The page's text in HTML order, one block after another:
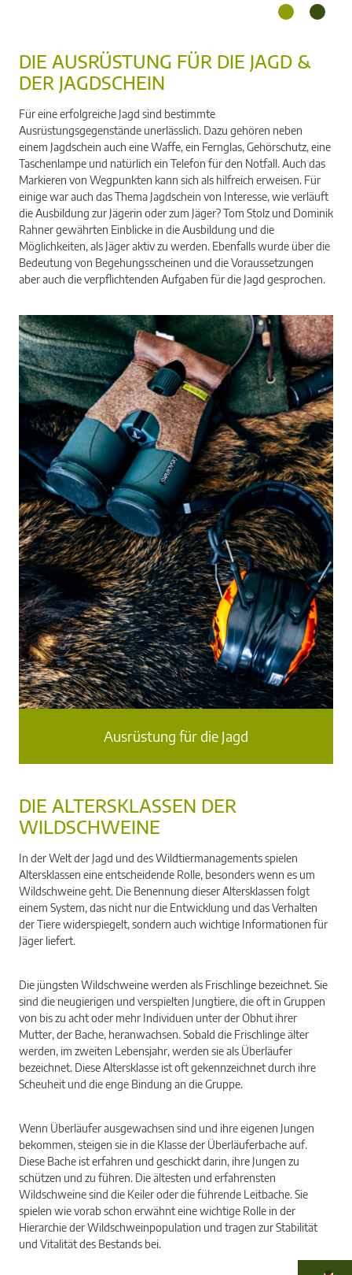
Eine Rotte Wildschweine
DIE AUSRÜSTUNG FÜR DIE JAGD &
DER JAGDSCHEIN
Für eine erfolgreiche Jagd sind bestimmte
Ausrüstungsgegenstände unerlässlich. Dazu gehören neben
einem Jagdschein auch eine Waffe, ein Fernglas, Gehörschutz, eine
Taschenlampe und natürlich ein Telefon für den Notfall. Auch das
Markieren von Wegpunkten kann sich als hilfreich erweisen. Für
einige war auch das Thema Jagdschein von Interesse, wie verläuft
die Ausbildung zur Jägerin oder zum Jäger? Tom Stolz und Dominik
Rahner gewährten Einblicke in die Ausbildung und die
Möglichkeiten, als Jäger aktiv zu werden. Ebenfalls wurde über die
Bedeutung von Begehungsscheinen und die Voraussetzungen
aber auch die verpflichtenden Aufgaben für die Jagd gesprochen.
Ausrüstung für die Jagd
DIE ALTERSKLASSEN DER
WILDSCHWEINE
In der Welt der Jagd und des Wildtiermanagements spielen
Altersklassen eine entscheidende Rolle, besonders wenn es um
Wildschweine geht. Die Benennung dieser Altersklassen folgt
einem System, das nicht nur die Entwicklung und das Verhalten
der Tiere widerspiegelt, sondern auch wichtige Informationen für
Jäger liefert.
Die jüngsten Wildschweine werden als Frischlinge bezeichnet. Sie
sind die neugierigen und verspielten Jungtiere, die oft in Gruppen
von bis zu acht oder mehr Individuen unter der Obhut ihrer
Mutter, der Bache, heranwachsen. Sobald die Frischlinge älter
werden, im zweiten Lebensjahr, werden sie als Überläufer
bezeichnet. Diese Altersklasse ist oft gekennzeichnet durch ihre
Scheuheit und die enge Bindung an die Gruppe.
Wenn Überläufer ausgewachsen sind und ihre eigenen Jungen
bekommen, steigen sie in die Klasse der Überläuferbache auf.
Diese Bache ist erfahren und geschickt darin, ihre Jungen zu
schützen und zu führen. Die ältesten und erfahrensten
Wildschweine sind die Keiler oder die führende Leitbache. Sie
spielen wie vorab schon erwähnt eine wichtige Rolle in der
Hierarchie der Wildschweinpopulation und tragen zur Stabilität
und Vitalität des Bestands bei.